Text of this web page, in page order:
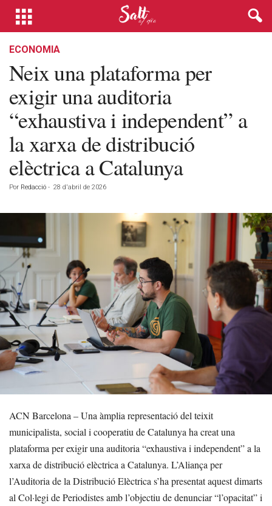
ECONOMIA
Neix una plataforma per
exigir una auditoria
“exhaustiva i independent” a
la xarxa de distribució
elèctrica a Catalunya
Por Redacció - 28 d'abril de 2026
ACN Barcelona – Una àmplia representació del teixit
municipalista, social i cooperatiu de Catalunya ha creat una
plataforma per exigir una auditoria “exhaustiva i independent” a la
xarxa de distribució elèctrica a Catalunya. L’Aliança per
l’Auditoria de la Distribució Elèctrica s’ha presentat aquest dimarts
al Col·legi de Periodistes amb l’objectiu de denunciar “l’opacitat” i